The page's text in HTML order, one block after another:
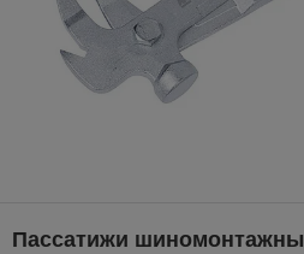
Пассатижи